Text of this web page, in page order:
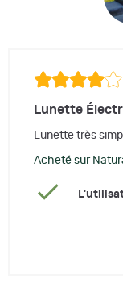
Lunette
Lunette très
Acheté sur